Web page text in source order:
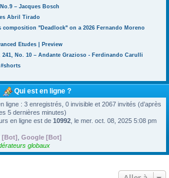
– Jacques Bosch
Abril Tirado
"Deadlock" on a 2026 Fernando Moreno
Etudes | Preview
No. 10 – Andante Grazioso - Ferdinando Carulli
Qui est en ligne ?
ligne : 3 enregistrés, 0 invisible et 2067 invités (d’après
5 dernières minutes)
en ligne est de 10992 , le mer. oct. 08, 2025 5:08 pm
[Bot] Google [Bot]
globaux